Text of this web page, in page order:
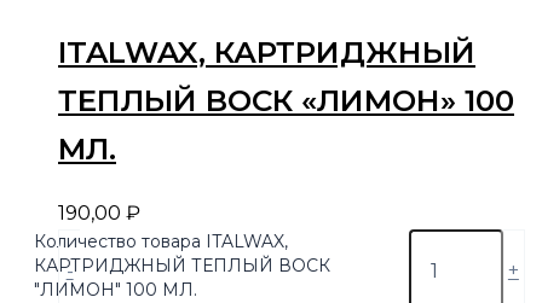
ITALWAX, КАРТРИДЖНЫЙ
ТЕПЛЫЙ ВОСК «ЛИМОН» 100
МЛ.
190,00 ₽
-
Количество товара ITALWAX,
КАРТРИДЖНЫЙ ТЕПЛЫЙ ВОСК
"ЛИМОН" 100 МЛ.
+